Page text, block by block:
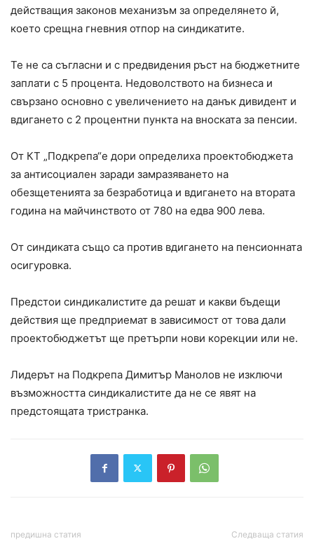
действащия законов механизъм за определянето й,
което срещна гневния отпор на синдикатите.
Те не са съгласни и с предвидения ръст на бюджетните
заплати с 5 процента. Недоволството на бизнеса и
свързано основно с увеличението на данък дивидент и
вдигането с 2 процентни пункта на вноската за пенсии.
От КТ „Подкрепа“е дори определиха проектобюджета
за антисоциален заради замразяването на
обезщетенията за безработица и вдигането на втората
година на майчинството от 780 на едва 900 лева.
От синдиката също са против вдигането на пенсионната
осигуровка.
Предстои синдикалистите да решат и какви бъдещи
действия ще предприемат в зависимост от това дали
проектобюджетът ще претърпи нови корекции или не.
Лидерът на Подкрепа Димитър Манолов не изключи
възможността синдикалистите да не се явят на
предстоящата тристранка.
предишна статия Следваща статия